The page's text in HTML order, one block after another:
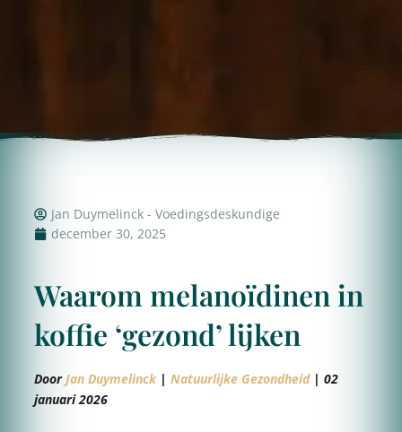
Jan Duymelinck - Voedingsdeskundige
december 30, 2025
Waarom melanoïdinen in
koffie ‘gezond’ lijken
DoorJan Duymelinck| Natuurlijke Gezondheid| 02
januari 2026